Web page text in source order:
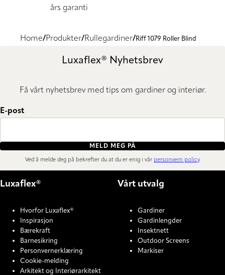
års garanti
Home Produkter Rullegardiner Riff 1079 Roller Blind
Luxaflex® Nyhetsbrev
Få vårt nyhetsbrev med tips om gardiner og interiør.
E-post
MELD MEG PÅ
Ved å melde deg på bekrefter du at du er enig i vår personvern policy.
Luxaflex®
Hvorfor Luxaflex®
Inspirasjon
Bærekraft
Barnesikring
Personvernerklæring
Cookie-melding
Arkitekt og Interiørarkitekt
Vårt utvalg
Gardiner
Gardinlengder
Insektnett
Outdoor Screens
Markiser